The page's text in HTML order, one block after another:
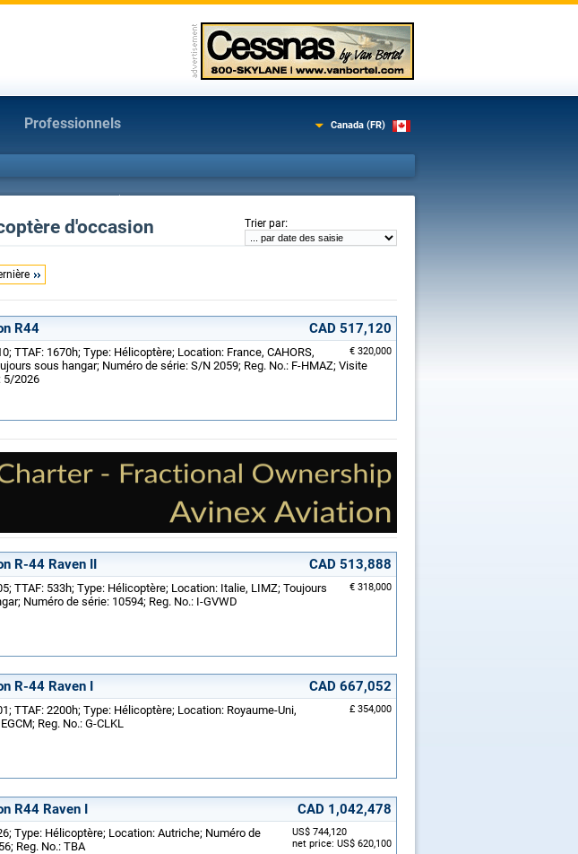
Professionnels Canada (FR)
Trier par:
d'occasion
R44 CAD 517,120
€ 320,000
TTAF: 1670h; Type: Hélicoptère; Location: France, CAHORS,
sous hangar; Numéro de série: S/N 2059; Reg. No.: F-HMAZ; Visite
5/2026
R-44 Raven II CAD 513,888
€ 318,000
TTAF: 533h; Type: Hélicoptère; Location: Italie, LIMZ; Toujours
Numéro de série: 10594; Reg. No.: I-GVWD
R-44 Raven I CAD 667,052
£ 354,000
TTAF: 2200h; Type: Hélicoptère; Location: Royaume-Uni,
Reg. No.: G-CLKL
R44 Raven I CAD 1,042,478
US$ 744,120
net price: US$ 620,100
Type: Hélicoptère; Location: Autriche; Numéro de
Reg. No.: TBA